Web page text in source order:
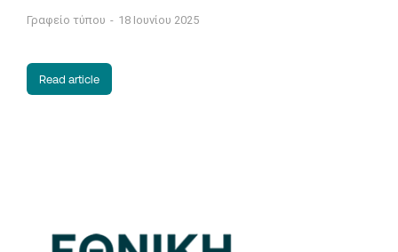
Γραφείο τύπου 18 Ιουνίου 2025
Read article